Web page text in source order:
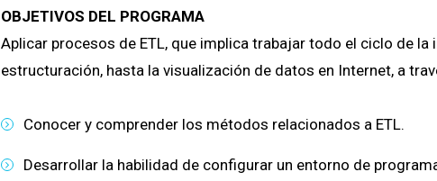
OBJETIVOS DEL PROGRAMA
Aplicar procesos de ETL, que implica trabajar todo el ciclo de
estructuración, hasta la visualización de datos en Internet, a
Conocer y comprender los métodos relacionados a ETL.
Desarrollar la habilidad de configurar un entorno de